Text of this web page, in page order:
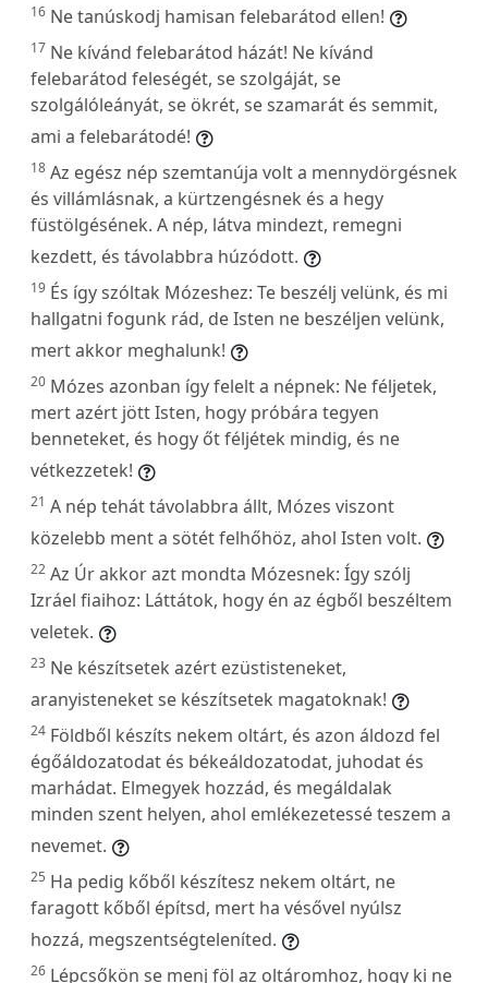
16 Ne tanúskodj hamisan felebarátod ellen!
17 Ne kívánd felebarátod házát! Ne kívánd
felebarátod feleségét, se szolgáját, se
szolgálóleányát, se ökrét, se szamarát és semmit,
ami a felebarátodé!
18 Az egész nép szemtanúja volt a mennydörgésnek
és villámlásnak, a kürtzengésnek és a hegy
füstölgésének. A nép, látva mindezt, remegni
kezdett, és távolabbra húzódott.
19 És így szóltak Mózeshez: Te beszélj velünk, és mi
hallgatni fogunk rád, de Isten ne beszéljen velünk,
mert akkor meghalunk!
20 Mózes azonban így felelt a népnek: Ne féljetek,
mert azért jött Isten, hogy próbára tegyen
benneteket, és hogy őt féljétek mindig, és ne
vétkezzetek!
21 A nép tehát távolabbra állt, Mózes viszont
közelebb ment a sötét felhőhöz, ahol Isten volt.
22 Az Úr akkor azt mondta Mózesnek: Így szólj
Izráel fiaihoz: Láttátok, hogy én az égből beszéltem
veletek.
23 Ne készítsetek azért ezüstisteneket,
aranyisteneket se készítsetek magatoknak!
24 Földből készíts nekem oltárt, és azon áldozd fel
égőáldozatodat és békeáldozatodat, juhodat és
marhádat. Elmegyek hozzád, és megáldalak
minden szent helyen, ahol emlékezetessé teszem a
nevemet.
25 Ha pedig kőből készítesz nekem oltárt, ne
faragott kőből építsd, mert ha vésővel nyúlsz
hozzá, megszentségteleníted.
26 Lépcsőkön se menj föl az oltáromhoz, hogy ki ne